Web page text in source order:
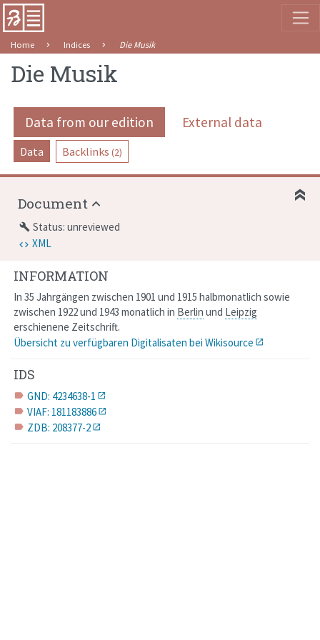
Home Indices Die Musik
Die Musik
Data from our edition External data
Data Backlinks (2)
INFORMATION
In 35 Jahrgängen zwischen 1901 und 1915 halbmonatlich sowie
zwischen 1922 und 1943 monatlich in Berlin und Leipzig
erschienene Zeitschrift.
Übersicht zu verfügbaren Digitalisaten bei Wikisource
IDS
label GND: 4234638-1
label VIAF: 181183886
label ZDB: 208377-2
Document
build Status: unreviewed
XML